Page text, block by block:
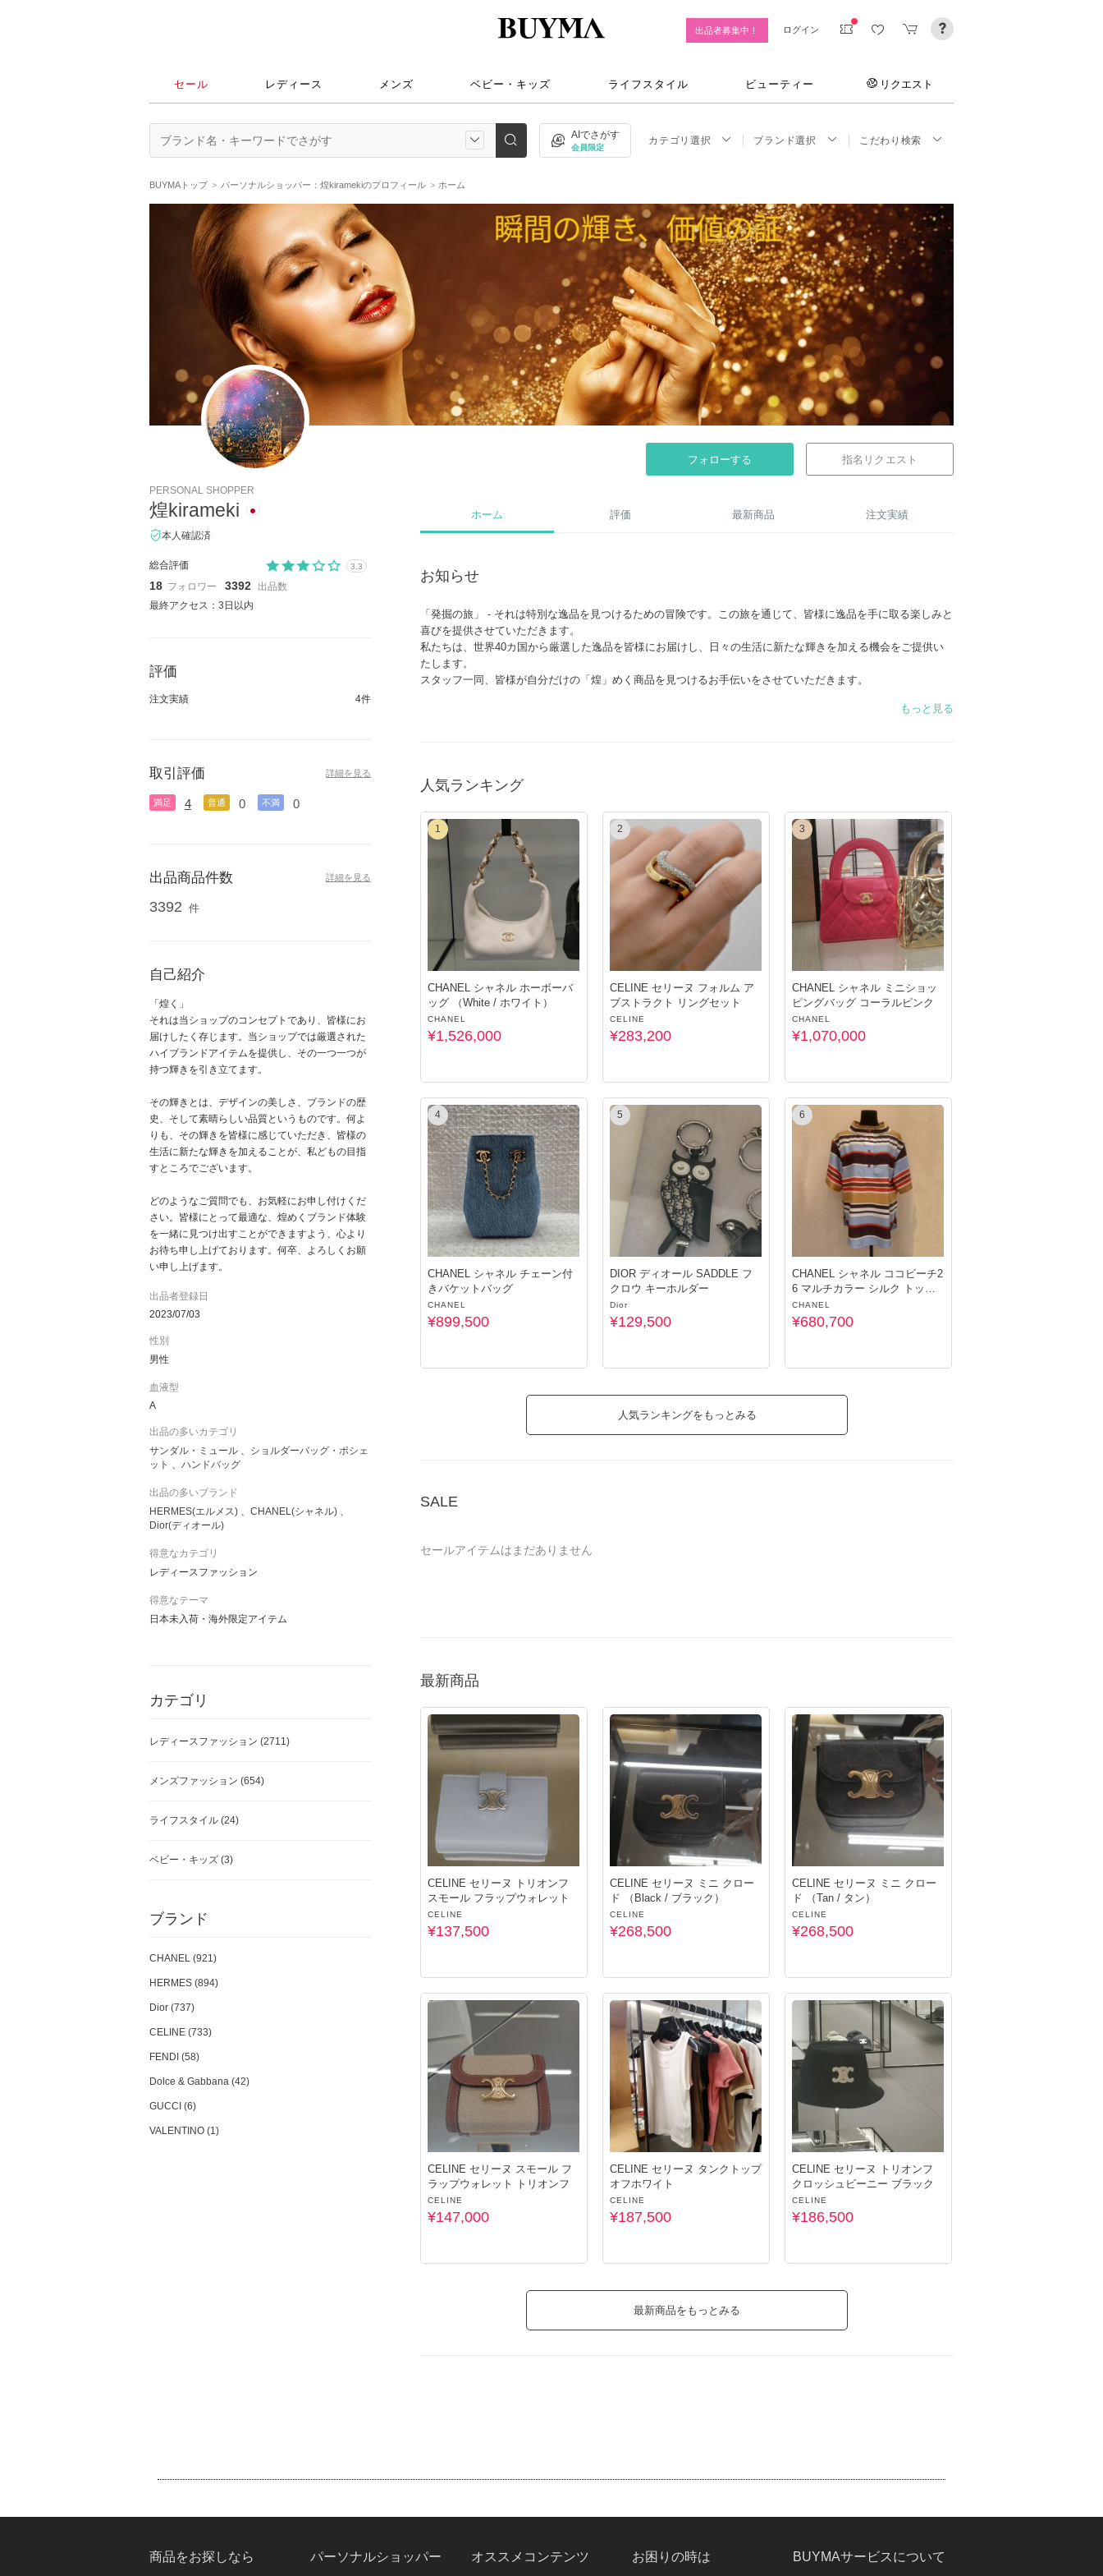
出品者募集中！ ログイン
セール レディース メンズ ベビー・キッズ ライフスタイル ビューティー リクエスト
AIでさがす
会員限定
カテゴリ選択 ブランド選択 こだわり検索
BUYMAトップ パーソナルショッパー：煌kiramekiのプロフィール ホーム
フォローする 指名リクエスト
PERSONAL SHOPPER
煌kirameki
本人確認済
総合評価 3.3
18 フォロワー 3392 出品数
最終アクセス：3日以内
評価
注文実績 4件
取引評価 詳細を見る
満足 4 普通 0 不満 0
出品商品件数 詳細を見る
3392 件
自己紹介
「煌く」
それは当ショップのコンセプトであり、皆様にお
届けしたく存じます。当ショップでは厳選された
ハイブランドアイテムを提供し、その一つ一つが
持つ輝きを引き立てます。
その輝きとは、デザインの美しさ、ブランドの歴
史、そして素晴らしい品質というものです。何よ
りも、その輝きを皆様に感じていただき、皆様の
生活に新たな輝きを加えることが、私どもの目指
すところでございます。
どのようなご質問でも、お気軽にお申し付けくだ
さい。皆様にとって最適な、煌めくブランド体験
を一緒に見つけ出すことができますよう、心より
お待ち申し上げております。何卒、よろしくお願
い申し上げます。
出品者登録日
2023/07/03
性別
男性
血液型
A
出品の多いカテゴリ
サンダル・ミュール
ショルダーバッグ・ポシェ
ット
ハンドバッグ
出品の多いブランド
HERMES(エルメス)
CHANEL(シャネル)
Dior(ディオール)
得意なカテゴリ
レディースファッション
得意なテーマ
日本未入荷・海外限定アイテム
カテゴリ
レディースファッション (2711)
メンズファッション (654)
ライフスタイル (24)
ベビー・キッズ (3)
ブランド
CHANEL (921)
HERMES (894)
Dior (737)
CELINE (733)
FENDI (58)
Dolce & Gabbana (42)
GUCCI (6)
VALENTINO (1)
ホーム 評価 最新商品 注文実績
お知らせ
「発掘の旅」 - それは特別な逸品を見つけるための冒険です。この旅を通じて、皆様に逸品を手に取る楽しみと
喜びを提供させていただきます。
私たちは、世界40カ国から厳選した逸品を皆様にお届けし、日々の生活に新たな輝きを加える機会をご提供い
たします。
スタッフ一同、皆様が自分だけの「煌」めく商品を見つけるお手伝いをさせていただきます。
もっと見る
人気ランキング
1
CHANEL シャネル ホーボーバ
ッグ （White / ホワイト）
CHANEL
¥1,526,000
2
CELINE セリーヌ フォルム ア
ブストラクト リングセット
CELINE
¥283,200
3
CHANEL シャネル ミニショッ
ピングバッグ コーラルピンク
CHANEL
¥1,070,000
4
CHANEL シャネル チェーン付
きバケットバッグ
CHANEL
¥899,500
5
DIOR ディオール SADDLE フ
クロウ キーホルダー
Dior
¥129,500
6
CHANEL シャネル ココビーチ2
6 マルチカラー シルク トップ
ス
CHANEL
¥680,700
人気ランキングをもっとみる
SALE
セールアイテムはまだありません
最新商品
CELINE セリーヌ トリオンフ
スモール フラップウォレット
CELINE
¥137,500
CELINE セリーヌ ミニ クロー
ド （Black / ブラック）
CELINE
¥268,500
CELINE セリーヌ ミニ クロー
ド （Tan / タン）
CELINE
¥268,500
CELINE セリーヌ スモール フ
ラップウォレット トリオンフ
CELINE
¥147,000
CELINE セリーヌ タンクトップ
オフホワイト
CELINE
¥187,500
CELINE セリーヌ トリオンフ
クロッシュビーニー ブラック
CELINE
¥186,500
最新商品をもっとみる
商品をお探しなら パーソナルショッパー オススメコンテンツ お困りの時は BUYMAサービスについて